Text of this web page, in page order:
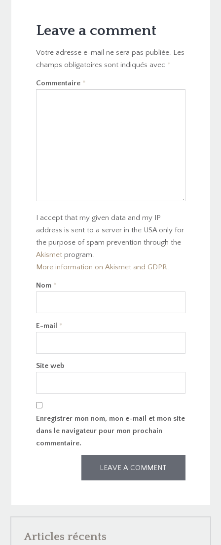
Leave a comment
Votre adresse e-mail ne sera pas publiée. Les
champs obligatoires sont indiqués avec *
Commentaire *
I accept that my given data and my IP
address is sent to a server in the USA only for
the purpose of spam prevention through the
Akismetprogram.
More information on Akismet and GDPR.
Nom *
E-mail *
Site web
Enregistrer mon nom, mon e-mail et mon site
dans le navigateur pour mon prochain
commentaire.
Articles récents